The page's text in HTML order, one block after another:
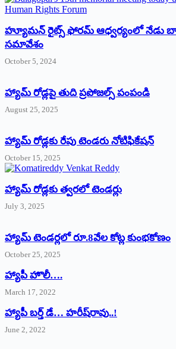
హ్యూమన్‌ రైట్స్‌ ఫోరమ్‌ ఆధ్వర్యంలో నేడు
సమావేశం
October 5, 2024
హ్యామ్‌ రోడ్లపై తుది ప్రపోజల్స్‌ పంపండి
August 25, 2025
హ్యామ్‌ రోడ్లకు రేపు టెండరు నోటిఫికేషన్‌
October 15, 2025
హ్యామ్‌ రోడ్లకు త్వరలో టెండర్లు
July 3, 2025
హ్యామ్‌ ‌టెండర్లలో రూ.8వేల కోట్ల కుంభకోణం
October 25, 2025
హ్యాపీ హొలీ….
March 17, 2022
హ్యాపీ బర్త్ ‌డే… హరీష్‌రావు..!
June 2, 2022